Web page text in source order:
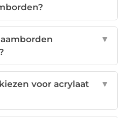
▼
voor acrylaat
▼